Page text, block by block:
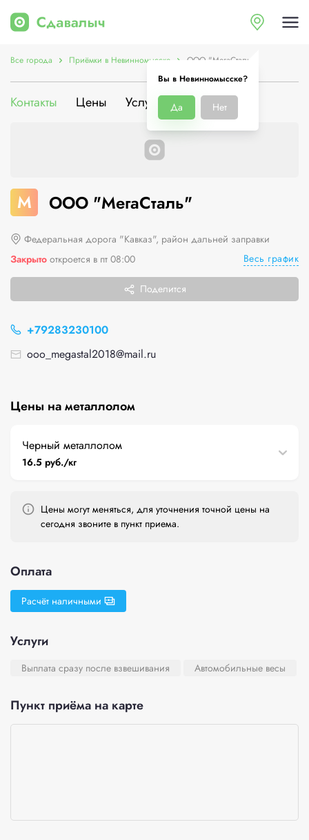
Вы в Невинномысске?
Да Нет
Все города Приёмки в Невинномысске ООО "МегаСталь"
Контакты Цены Услуги О компании
М ООО "МегаСталь"
Федеральная дорога "Кавказ", район дальней заправки
Закрыто откроется в пт 08:00 Весь график
Поделится
+79283230100
ooo_megastal2018@mail.ru
Цены на металлолом
Черный металлолом
16.5 руб./кг
Цены могут меняться, для уточнения точной цены на
сегодня звоните в пункт приема.
Оплата
Расчёт наличными
Услуги
Выплата сразу после взвешивания Автомобильные весы
Пункт приёма на карте